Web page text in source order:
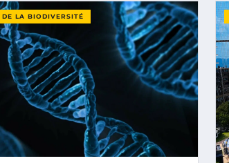
LA BIODIVERSITÉ